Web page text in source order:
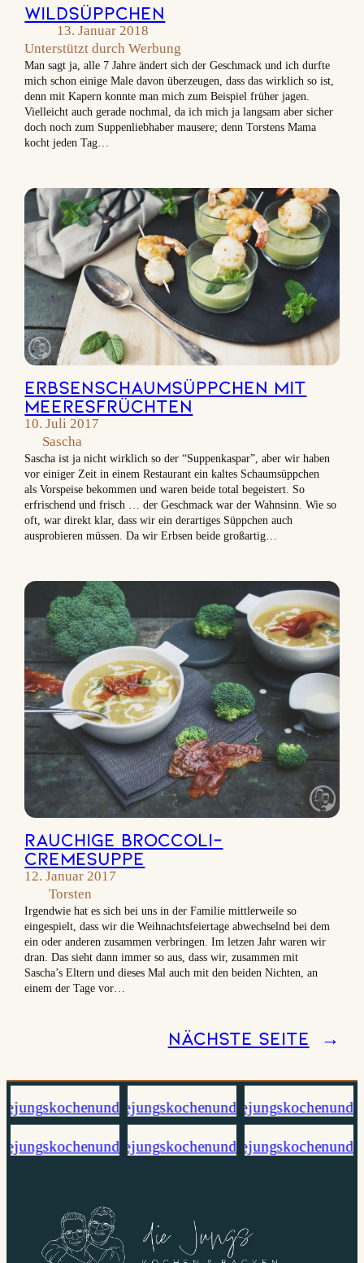
Wildsüppchen
13. Januar 2018
Unterstützt durch Werbung
Man sagt ja, alle 7 Jahre ändert sich der Geschmack und ich durfte
mich schon einige Male davon überzeugen, dass das wirklich so ist,
denn mit Kapern konnte man mich zum Beispiel früher jagen.
Vielleicht auch gerade nochmal, da ich mich ja langsam aber sicher
doch noch zum Suppenliebhaber mausere; denn Torstens Mama
kocht jeden Tag…
Erbsenschaumsüppchen mit
Meeresfrüchten
10. Juli 2017
Sascha
Sascha ist ja nicht wirklich so der “Suppenkaspar”, aber wir haben
vor einiger Zeit in einem Restaurant ein kaltes Schaumsüppchen
als Vorspeise bekommen und waren beide total begeistert. So
erfrischend und frisch … der Geschmack war der Wahnsinn. Wie so
oft, war direkt klar, dass wir ein derartiges Süppchen auch
ausprobieren müssen. Da wir Erbsen beide großartig…
Rauchige Broccoli-
Cremesuppe
12. Januar 2017
Torsten
Irgendwie hat es sich bei uns in der Familie mittlerweile so
eingespielt, dass wir die Weihnachtsfeiertage abwechselnd bei dem
ein oder anderen zusammen verbringen. Im letzen Jahr waren wir
dran. Das sieht dann immer so aus, dass wir, zusammen mit
Sascha’s Eltern und dieses Mal auch mit den beiden Nichten, an
einem der Tage vor…
Nächste Seite →